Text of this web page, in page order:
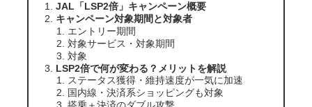
JAL「LSP2倍」キャンペーン概要
キャンペーン対象期間と対象者
エントリー期間
対象サービス・対象期間
対象
LSP2倍で何が変わる？メリットを解説
ステータス獲得・維持速度が一気に加速
国内線・決済系ショッピングも対象